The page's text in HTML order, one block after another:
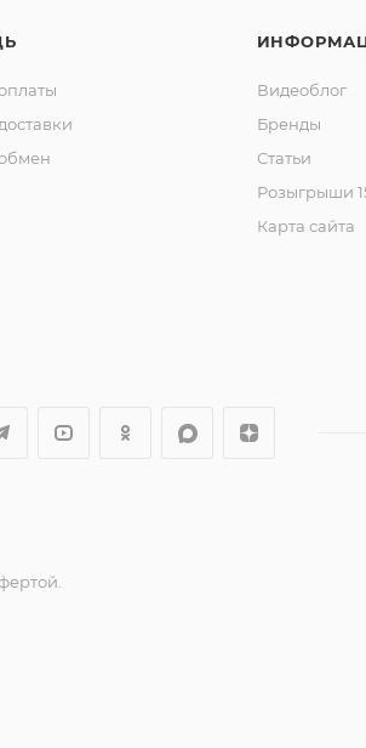
Видеоблог
Бренды
Статьи
Розыгрыши
Карта сайта